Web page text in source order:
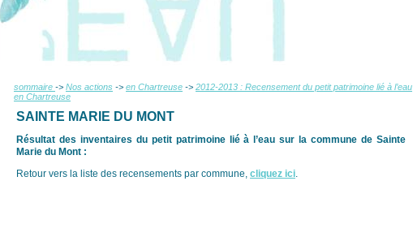
sommaire -> Nos actions -> en Chartreuse -> 2012-2013 : Recensement du petit patrimoine lié à l’eau
en Chartreuse
SAINTE MARIE DU MONT
Résultat des inventaires du petit patrimoine lié à l’eau sur la commune de Sainte
Marie du Mont :
Retour vers la liste des recensements par commune, cliquez ici.